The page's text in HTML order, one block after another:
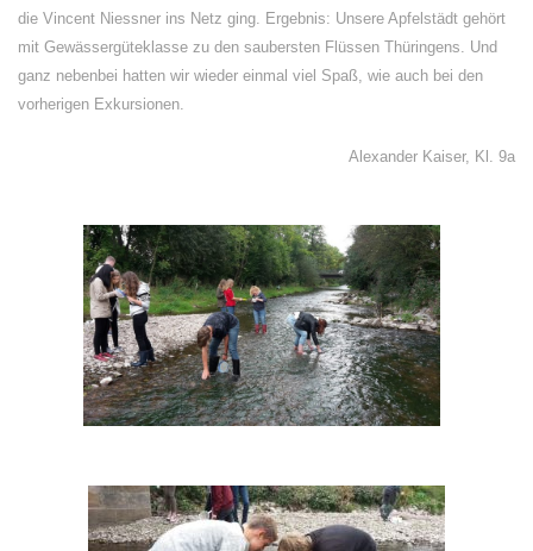
die Vincent Niessner ins Netz ging. Ergebnis: Unsere Apfelstädt gehört
mit Gewässergüteklasse zu den saubersten Flüssen Thüringens. Und
ganz nebenbei hatten wir wieder einmal viel Spaß, wie auch bei den
vorherigen Exkursionen.
Alexander Kaiser, Kl. 9a